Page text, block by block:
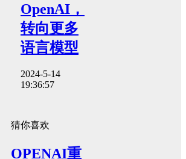
OpenAI，
转向更多
语言模型
2024-5-14
19:36:57
猜你喜欢
OPENAI重